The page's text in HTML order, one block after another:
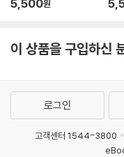
5,500원
이 상품을 구입하신
로그인
고객센터 1544-3800